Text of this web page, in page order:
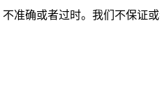
准确或者过时。我们不保证